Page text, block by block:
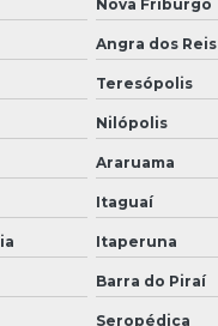
Nova Friburgo
Angra dos Reis
Teresópolis
Nilópolis
Araruama
Itaguaí
Itaperuna
Barra do Piraí
Seropédica